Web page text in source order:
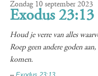
Zondag 10 september 2023
Exodus 23:13
Houd je verre van alles
Roep geen andere goden
komen.